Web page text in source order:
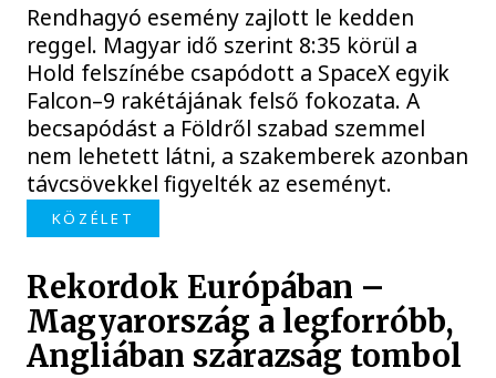
Rendhagyó esemény zajlott le kedden
reggel. Magyar idő szerint 8:35 körül a
Hold felszínébe csapódott a SpaceX egyik
Falcon–9 rakétájának felső fokozata. A
becsapódást a Földről szabad szemmel
nem lehetett látni, a szakemberek azonban
távcsövekkel figyelték az eseményt.
KÖZÉLET
Rekordok Európában –
Magyarország a legforróbb,
Angliában szárazság tombol